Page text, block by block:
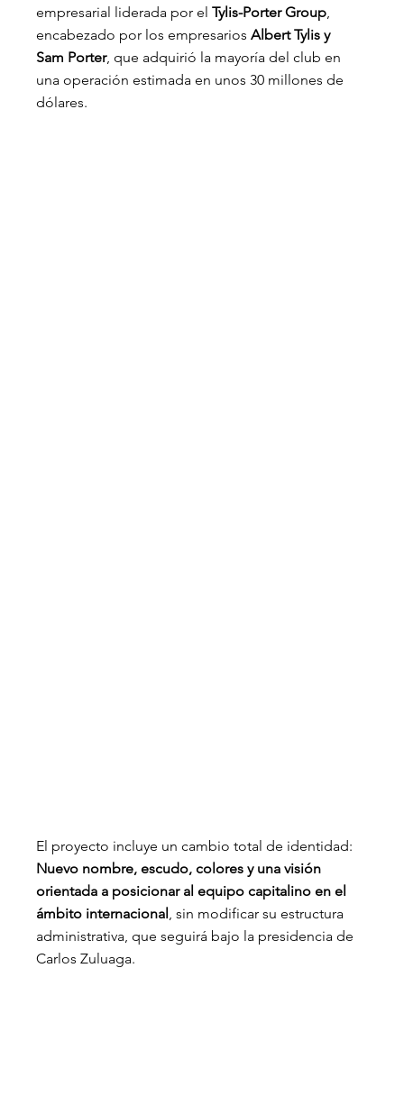
empresarial liderada por el Tylis-Porter Group
encabezado por los empresarios Albert Tylis y
Sam Porter, que adquirió la mayoría del club en
una operación estimada en unos 30 millones de
dólares.
El proyecto incluye un cambio total de identidad:
Nuevo nombre, escudo, colores y una visión
orientada a posicionar al equipo capitalino en el
ámbito internacional , sin modificar su estructura
administrativa, que seguirá bajo la presidencia de
Carlos Zuluaga.